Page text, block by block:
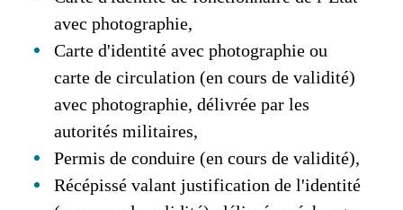
avec photographie,
Carte d'identité avec photographie ou
carte de circulation (en cours de validité)
avec photographie, délivrée par les
autorités militaires,
Permis de conduire (en cours de validité),
Récépissé valant justification de l'identité